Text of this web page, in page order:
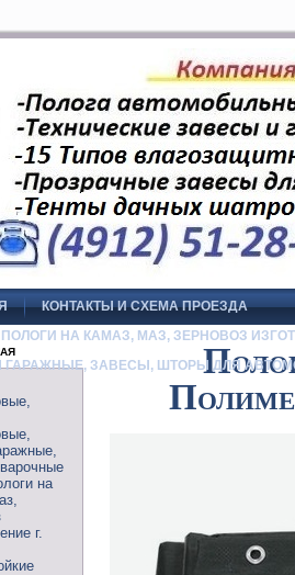
КОНТАКТЫ И СХЕМА ПРОЕЗДА
ПОЛОГИ НА КАМАЗ, МАЗ, ЗЕРНОВОЗ
ЗАВЕСЫ, ШТОРЫ ДЛЯ
на
г.